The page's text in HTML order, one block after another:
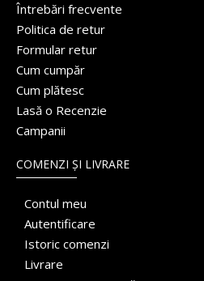
Întrebări frecvente
Politica de retur
Formular retur
Cum cumpăr
Cum plătesc
Lasă o Recenzie
Campanii
COMENZI ȘI LIVRARE
Contul meu
Autentificare
Istoric comenzi
Livrare